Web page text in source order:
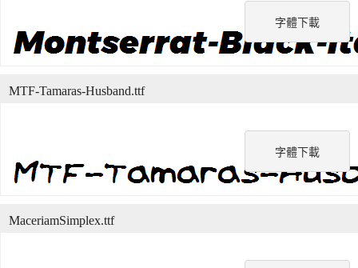
字體下載
字體下載
MTF-Tamaras-Husband.ttf
MaceriamSimplex.ttf